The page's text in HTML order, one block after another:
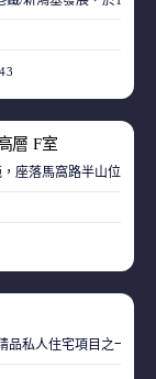
層 F室
座落馬窩路半山位置
品私人住宅項目之一，